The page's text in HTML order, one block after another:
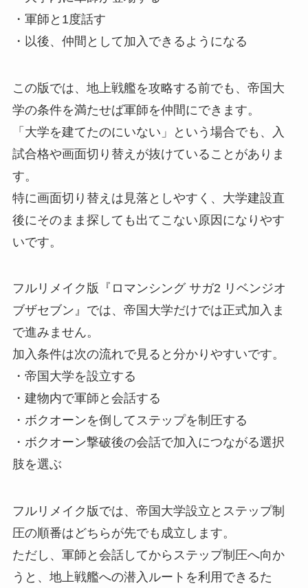
・軍師と1度話す
・以後、仲間として加入できるようになる
この版では、地上戦艦を攻略する前でも、帝国大
学の条件を満たせば軍師を仲間にできます。
「大学を建てたのにいない」という場合でも、入
試合格や画面切り替えが抜けていることがありま
す。
特に画面切り替えは見落としやすく、大学建設直
後にそのまま探しても出てこない原因になりやす
いです。
フルリメイク版『ロマンシング サガ2 リベンジオ
ブザセブン』では、帝国大学だけでは正式加入ま
で進みません。
加入条件は次の流れで見ると分かりやすいです。
・帝国大学を設立する
・建物内で軍師と会話する
・ボクオーンを倒してステップを制圧する
・ボクオーン撃破後の会話で加入につながる選択
肢を選ぶ
フルリメイク版では、帝国大学設立とステップ制
圧の順番はどちらが先でも成立します。
ただし、軍師と会話してからステップ制圧へ向か
うと、地上戦艦への潜入ルートを利用できるた